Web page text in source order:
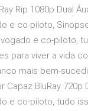
Rip 1080p Dual
e co-piloto,
e co-piloto,
para viver a vida
mais bem-
BluRay 720p
e co-piloto, tudo